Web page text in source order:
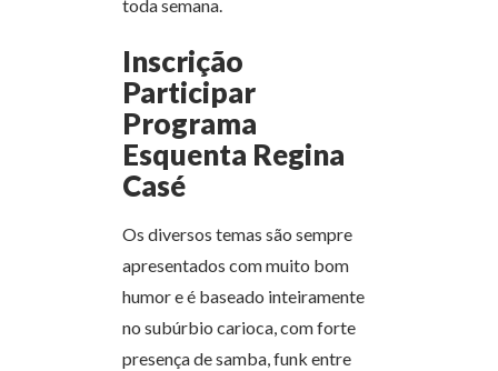
toda semana.
Inscrição
Participar
Programa
Esquenta Regina
Casé
Os diversos temas são sempre
apresentados com muito bom
humor e é baseado inteiramente
no subúrbio carioca, com forte
presença de samba, funk entre